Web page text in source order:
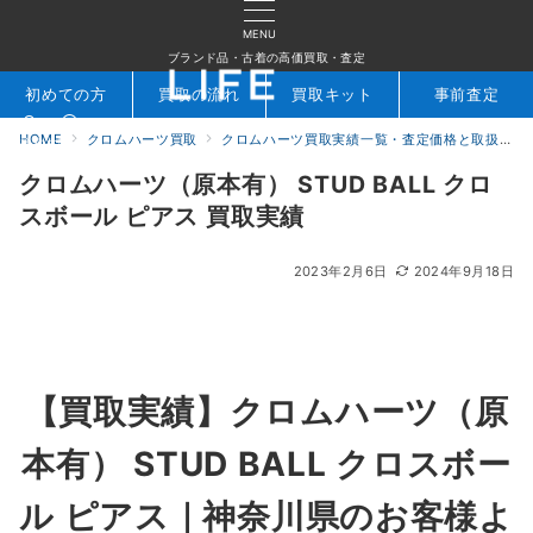
MENU
ブランド品・古着の高価買取・査定
検索 お問合せ
初めての方 買取の流れ 買取キット 事前査定
HOME クロムハーツ買取 クロムハーツ買取実績一覧・査定価格と取扱アイテムを公開｜ブランド買取専門店LIFE
クロムハーツ（原本有） STUD BALL クロ
スボール ピアス 買取実績
2023年2月6日 2024年9月18日
【買取実績】クロムハーツ（原
本有） STUD BALL クロスボー
ル ピアス｜神奈川県のお客様よ